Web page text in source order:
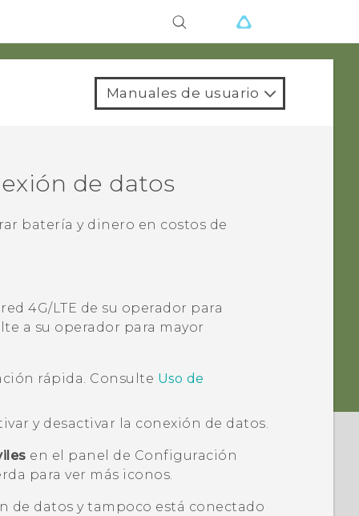
Manuales de usuario
de datos
batería y dinero en costos de
4G/ LTE de su operador para
a su operador para mayor
rápida. Consulte Uso de
y desactivar la conexión de datos.
en el panel de Configuración
para ver más iconos.
de datos y tampoco está conectado